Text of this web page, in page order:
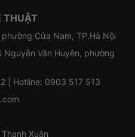
THUẬT
Cửa Nam, TP.Hà Nội
Nguyễn Văn Huyên, phường
| Hotline: 0903 517 513
Xuân